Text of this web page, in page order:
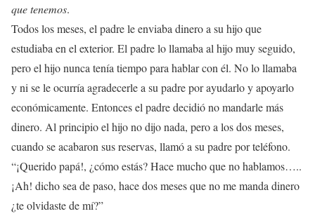
que tenemos.
Todos los meses, el padre le enviaba dinero a su hijo que
estudiaba en el exterior. El padre lo llamaba al hijo muy seguido,
pero el hijo nunca tenía tiempo para hablar con él. No lo llamaba
y ni se le ocurría agradecerle a su padre por ayudarlo y apoyarlo
económicamente. Entonces el padre decidió no mandarle más
dinero. Al principio el hijo no dijo nada, pero a los dos meses,
cuando se acabaron sus reservas, llamó a su padre por teléfono.
“¡Querido papá!, ¿cómo estás? Hace mucho que no hablamos…..
¡Ah! dicho sea de paso, hace dos meses que no me manda dinero
¿te olvidaste de mí?”